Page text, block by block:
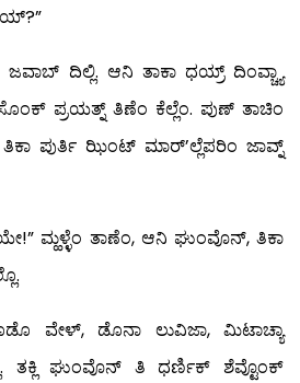
ದಿಲ್ಲಿ. ಆನಿ ತಾಕಾ ಧಯ್ರ್ ದಿಂವ್ಚ್ಯಾ
ಪ್ರಯತ್ನ್ ತಿಣೆಂ ಕೆಲ್ಲೆಂ. ಪುಣ್ ತಾಚಿಂ
ಪುರ್ತಿ ಝಿಂಟ್ ಮಾರ್’ಲ್ಲೆಪರಿಂ ಜಾವ್ನ್
ಮ್ಹಳ್ಳೆಂ ತಾಣೆಂ, ಆನಿ ಘುಂವೊನ್, ತಿಕಾ
ವೇಳ್, ಡೊನಾ ಲುವಿಜಾ, ಮಿಟಾಚ್ಯಾ
ತಕ್ಲಿ ಘುಂವೊನ್ ತಿ ಧರ್ಣಿಕ್ ಶೆವ್ಟೊಂಕ್